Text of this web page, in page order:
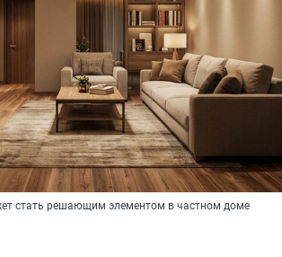
стать решающим элементом в частном доме